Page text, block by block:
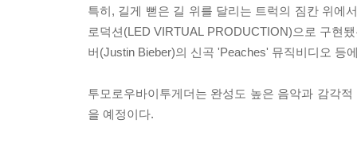
특히, 길게 뻗은 길 위를 달리는 트럭의 짐칸 위에
로덕션(LED VIRTUAL PRODUCTION)으로 구현
버(Justin Bieber)의 신곡 'Peaches' 뮤직비디오 등
투모로우바이투게더는 완성도 높은 음악과 감각
을 예정이다.